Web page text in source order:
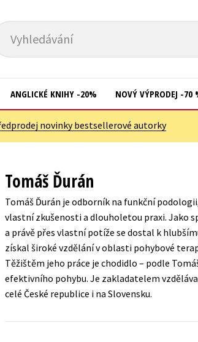
Vyhledávání
New Adult
Ostatní
Počítače
Poezie
Populárně - naučná pro dospělé
Populárně - naučné pro děti
Předškoláci
Umění
Young
ANGLICKÉ KNIHY -20% NOVÝ VÝPRODEJ -70
novinky bestsellerové autorky
Tomáš Ďurán
Tomáš Ďurán je odborník na funkční
vlastní zkušenosti a dlouholetou praxi. Jako
a právě přes vlastní potíže se dostal k
získal široké vzdělání v oblasti pohybové
Těžištěm jeho práce je chodidlo – podle
efektivního pohybu. Je zakladatelem
celé České republice i na Slovensku.